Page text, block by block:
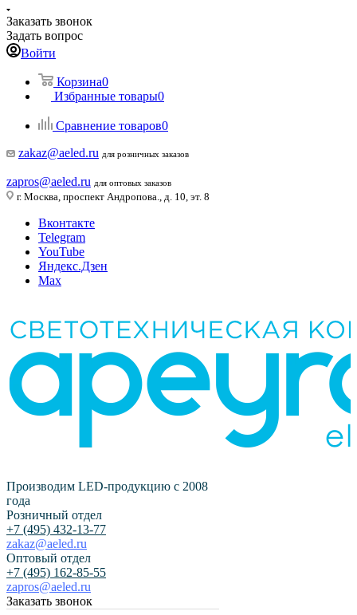
Заказать звонок
Задать вопрос
Войти
Корзина0
Избранные товары0
Сравнение товаров0
zakaz@aeled.ru для розничных заказов
zapros@aeled.ru для оптовых заказов
г. Москва, проспект Андропова., д. 10, эт. 8
Вконтакте
Telegram
YouTube
Яндекс.Дзен
Max
Производим LED-продукцию с 2008
года
Розничный отдел
+7 (495) 432-13-77
zakaz@aeled.ru
Оптовый отдел
+7 (495) 162-85-55
zapros@aeled.ru
Заказать звонок